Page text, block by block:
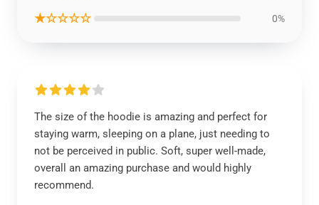
★☆☆☆☆ 0%
The size of the hoodie is amazing and perfect for
staying warm, sleeping on a plane, just needing to
not be perceived in public. Soft, super well-made,
overall an amazing purchase and would highly
recommend.